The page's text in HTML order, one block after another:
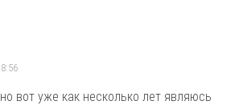
вот уже как несколько лет являюсь